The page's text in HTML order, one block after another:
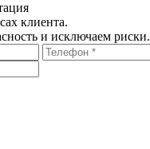
клиента.
и исключаем риски.